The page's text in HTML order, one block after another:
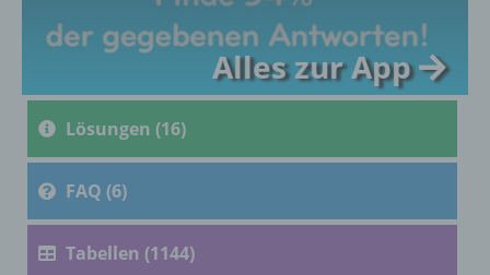
Alles zur App
Lösungen (16)
FAQ (6)
Tabellen (1144)
c) Verarbeitung
Verarbeitung ist jeder mit oder ohne Hilfe
Vorgang oder jede solche Vorgangsreihe im
Zusammenhang mit personenbezogenen
Organisation, das Ordnen, die Speicherung,
die Anpassung oder Veränderung, das
Auslesen, das Abfragen, die Verwendung,
die Offenlegung durch Übermittlung,